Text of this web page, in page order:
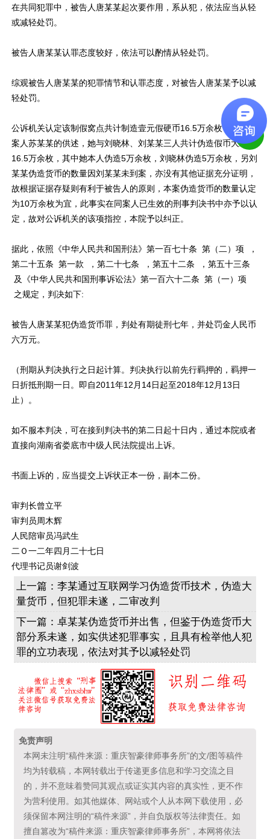
在共同犯罪中，被告人唐某某起次要作用，系从犯，依法应当从轻
或减轻处罚。
被告人唐某某认罪态度较好，依法可以酌情从轻处罚。
综观被告人唐某某的犯罪情节和认罪态度，对被告人唐某某予以减
轻处罚。
公诉机关认定该制假窝点共计制造壹元假硬币16.5万余枚，根据同
案人苏某某的供述，她与刘晓林、刘某某三人共计伪造假币大约
16.5万余枚，其中她本人伪造5万余枚，刘晓林伪造5万余枚，另刘
某某伪造货币的数量因刘某某未到案，亦没有其他证据充分证明，
故根据证据存疑则有利于被告人的原则，本案伪造货币的数量认定
为10万余枚为宜，此事实在同案人已生效的刑事判决书中亦予以认
定，故对公诉机关的该项指控，本院予以纠正。
据此，依照《中华人民共和国刑法》第一百七十条 第（二）项 ，
第二十五条 第一款 ，第二十七条 ，第五十二条 ，第五十三条
及《中华人民共和国刑事诉讼法》第一百六十二条 第（一）项
之规定，判决如下:
被告人唐某某犯伪造货币罪，判处有期徒刑七年，并处罚金人民币
六万元。
（刑期从判决执行之日起计算。判决执行以前先行羁押的，羁押一
日折抵刑期一日。即自2011年12月14日起至2018年12月13日
止）。
如不服本判决，可在接到判决书的第二日起十日内，通过本院或者
直接向湖南省娄底市中级人民法院提出上诉。
书面上诉的，应当提交上诉状正本一份，副本二份。
审判长曾立平
审判员周木辉
人民陪审员冯武生
二Ｏ一二年四月二十七日
代理书记员谢剑波
上一篇：李某通过互联网学习伪造货币技术，伪造大
量货币，但犯罪未遂，二审改判
下一篇：卓某某伪造货币并出售，但鉴于伪造货币大
部分系未遂，如实供述犯罪事实，且具有检举他人犯
罪的立功表现，依法对其予以减轻处罚
免责声明
本网未注明“稿件来源：重庆智豪律师事务所”的文/图等稿件
均为转载稿，本网转载出于传递更多信息和学习交流之目
的，并不意味着赞同其观点或证实其内容的真实性，更不作
为营利使用。如其他媒体、网站或个人从本网下载使用，必
须保留本网注明的“稿件来源”，并自负版权等法律责任。如
擅自篡改为“稿件来源：重庆智豪律师事务所”，本网将依法